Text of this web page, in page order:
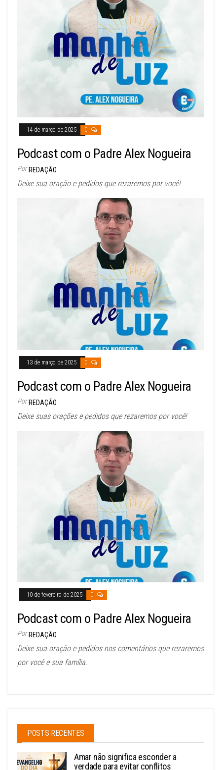
14 de março de 2025 0
Podcast com o Padre Alex Nogueira
Por REDAÇÃO
Deixe sua oração e pedidos que rezaremos por você!
13 de março de 2025 0
Podcast com o Padre Alex Nogueira
Por REDAÇÃO
Deixe suas orações e pedidos que rezaremos por você!
10 de fevereiro de 2025 0
Podcast com o Padre Alex Nogueira
Por REDAÇÃO
Deixe sua oração e pedidos nos comentários que rezaremos
por você e sua família.
POSTS RECENTES
Amar não significa esconder a
verdade para evitar conflitos